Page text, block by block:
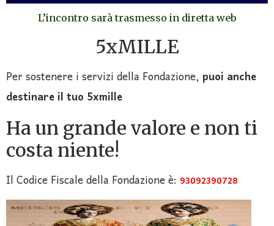
L’incontro sarà trasmesso in diretta web
5xMILLE
Per sostenere i servizi della Fondazione,puoi anche
destinare il tuo 5xmille
Ha un grande valore e non ti
costa niente!
Il Codice Fiscale della Fondazione è: 93092390728